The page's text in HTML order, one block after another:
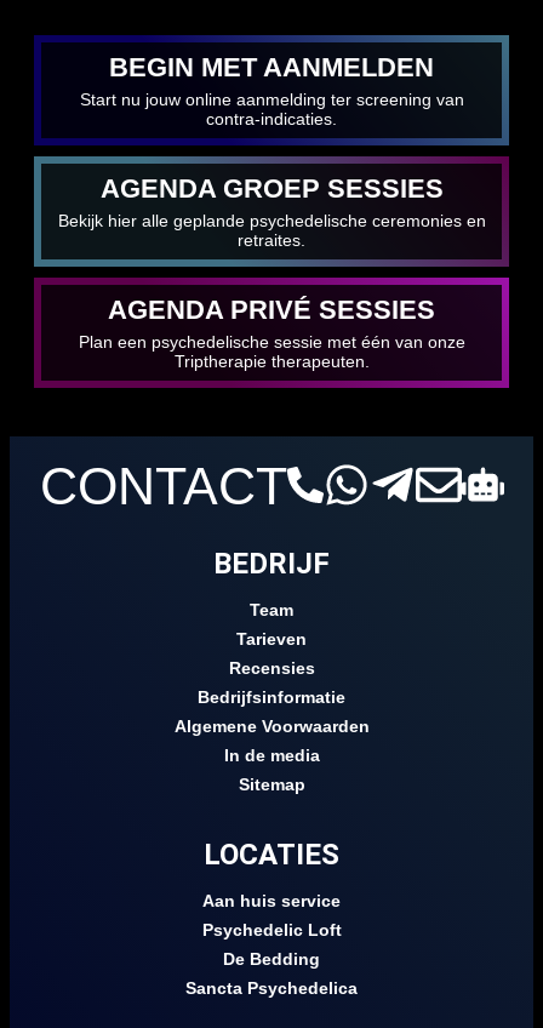
BEGIN MET AANMELDEN
Start nu jouw online aanmelding ter screening van
contra-indicaties.
AGENDA GROEP SESSIES
Bekijk hier alle geplande psychedelische ceremonies en
retraites.
AGENDA PRIVÉ SESSIES
Plan een psychedelische sessie met één van onze
Triptherapie therapeuten.
CONTACT
BEDRIJF
Team
Tarieven
Recensies
Bedrijfsinformatie
Algemene Voorwaarden
In de media
Sitemap
LOCATIES
Aan huis service
Psychedelic Loft
De Bedding
Sancta Psychedelica